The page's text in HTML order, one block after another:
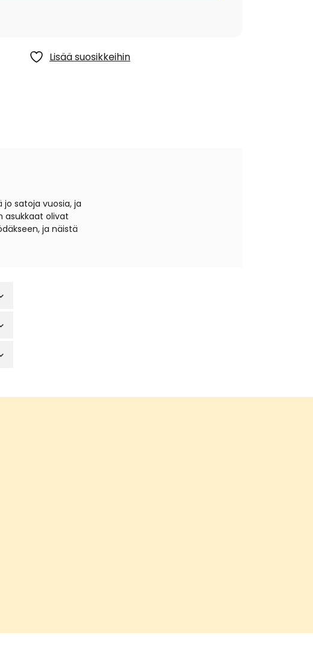
Lisää suosikkeihin
satoja vuosia, ja
asukkaat olivat
ja näistä